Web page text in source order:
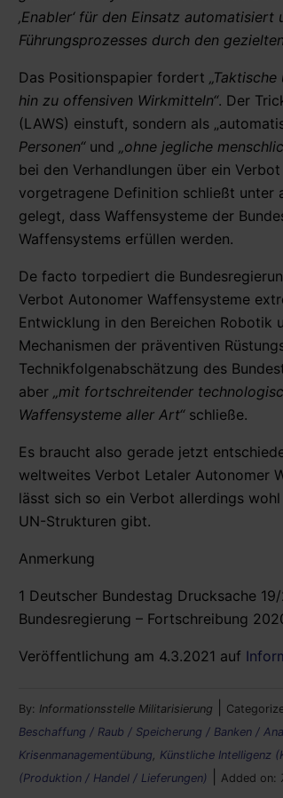
‚Enabler‘ für den Einsatz
Führungsprozesses durch den
Das Positionspapier fordert
hin zu offensiven Wirkmitteln“. Der
(LAWS) einstuft, sondern als
Personen“und „ohne jegliche
bei den Verhandlungen über ein
vorgetragene Definition schließt unter
gelegt, dass Waffensysteme der
Waffensystems erfüllen werden.
De facto torpediert die
Verbot Autonomer Waffensysteme
Entwicklung in den Bereichen Robotik
Mechanismen der präventiven
Technikfolgenabschätzung des
aber „mit fortschreitender
Waffensysteme aller Art“schließe.
Es braucht also gerade jetzt
weltweites Verbot Letaler Autonomer
lässt sich so ein Verbot allerdings
UN-Strukturen gibt.
Anmerkung
1 Deutscher Bundestag Drucksache
Bundesregierung – Fortschreibung
Veröffentlichung am 4.3.2021 auf
By: Informationsstelle Militarisierung
Beschaffung / Raub / Speicherung / Banken /
Krisenmanagementübung
Künstliche Intelligenz
(Produktion / Handel / Lieferungen)
Added on: